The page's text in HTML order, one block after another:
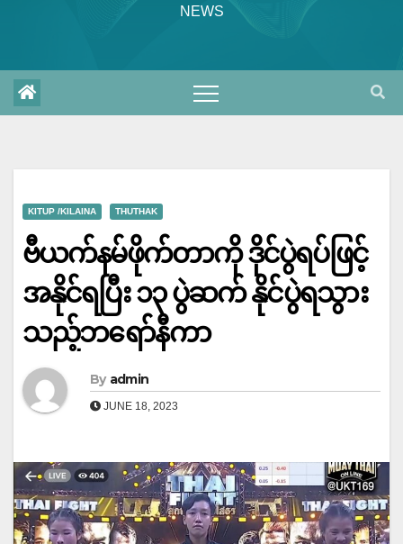
NEWS
KITUP /KILAINA THUTHAK
ဗီယက်နမ်ဖိုက်တာကို ဒိုင်ပွဲရပ်ဖြင့်
အနိုင်ရပြီး ၁၃ ပွဲဆက် နိုင်ပွဲရသွား
သည့်ဘရော်နီကာ
By admin
JUNE 18, 2023